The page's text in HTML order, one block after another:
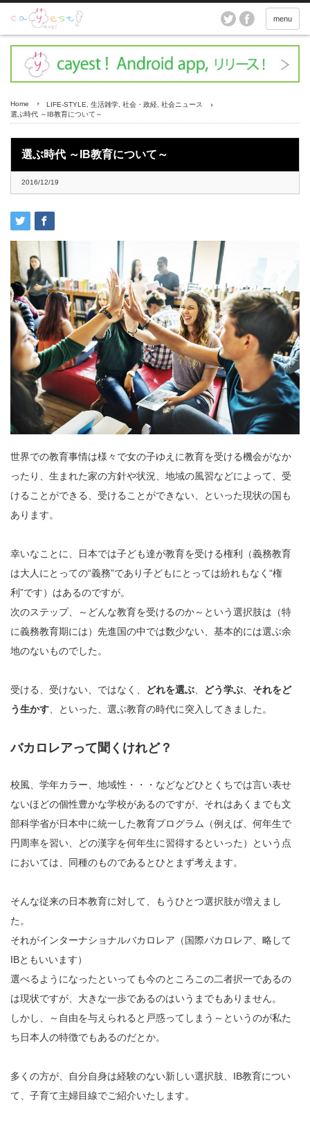
menu
Home LIFE-STYLE 生活雑学 社会・政経 社会ニュース
選ぶ時代 ～IB教育について～
選ぶ時代 ～IB教育について～
2016/12/19
世界での教育事情は様々で女の子ゆえに教育を受ける機会がなか
ったり、生まれた家の方針や状況、地域の風習などによって、受
けることができる、受けることができない、といった現状の国も
あります。
幸いなことに、日本では子ども達が教育を受ける権利（義務教育
は大人にとっての“義務”であり子どもにとっては紛れもなく“権
利”です）はあるのですが。
次のステップ、～どんな教育を受けるのか～という選択肢は（特
に義務教育期には）先進国の中では数少ない、基本的には選ぶ余
地のないものでした。
受ける、受けない、ではなく、 どれを選ぶ どう学ぶ
それをど
う生かす 、といった、選ぶ教育の時代に突入してきました。
バカロレアって聞くけれど？
校風、学年カラー、地域性・・・などなどひとくちでは言い表せ
ないほどの個性豊かな学校があるのですが、それはあくまでも文
部科学省が日本中に統一した教育プログラム（例えば、何年生で
円周率を習い、どの漢字を何年生に習得するといった）という点
においては、同種のものであるとひとまず考えます。
そんな従来の日本教育に対して、もうひとつ選択肢が増えまし
た。
それがインターナショナルバカロレア（国際バカロレア、略して
IBともいいます）
選べるようになったといっても今のところこの二者択一であるの
は現状ですが、大きな一歩であるのはいうまでもありません。
しかし、～自由を与えられると戸惑ってしまう～というのが私た
ち日本人の特徴でもあるのだとか。
多くの方が、自分自身は経験のない新しい選択肢、IB教育につい
て、子育て主婦目線でご紹介いたします。